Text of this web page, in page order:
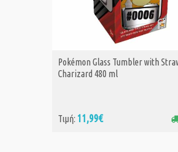
ΑΓΟΡΑ
Pokémon Glass Tumbler with
Charizard 480 ml
Τιμή: 11,99€